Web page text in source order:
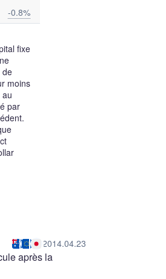
-0.8%
fixe
de
moins
au
par
2014.04.23
après la